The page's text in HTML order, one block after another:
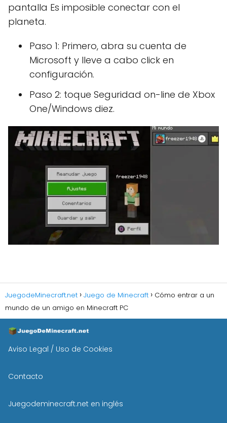
pantalla Es imposible conectar con el
planeta.
Paso 1: Primero, abra su cuenta de
Microsoft y lleve a cabo click en
configuración.
Paso 2: toque Seguridad on-line de Xbox
One/Windows diez.
JuegodeMinecraft.net Juego de Minecraft
Cómo entrar a un
mundo de un amigo en Minecraft PC
Aviso Legal / Uso de Cookies
Contacto
Juegodeminecraft.net en inglés